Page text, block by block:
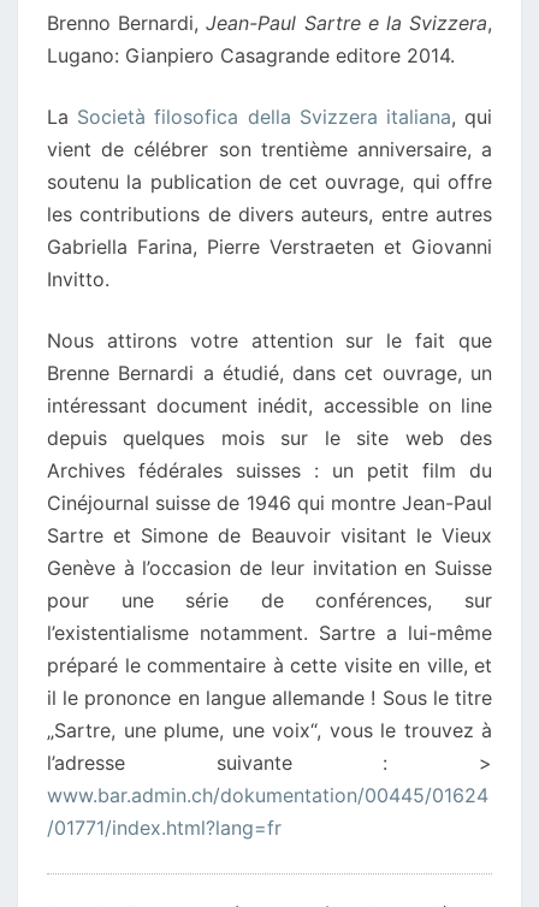
Brenno Bernardi,Jean-Paul Sartre e la Svizzera,
Lugano: Gianpiero Casagrande editore 2014.
La Società filosofica della Svizzera italiana, qui
vient de célébrer son trentième anniversaire, a
soutenu la publication de cet ouvrage, qui offre
les contributions de divers auteurs, entre autres
Gabriella Farina, Pierre Verstraeten et Giovanni
Invitto.
Nous attirons votre attention sur le fait que
Brenne Bernardi a étudié, dans cet ouvrage, un
intéressant document inédit, accessible on line
depuis quelques mois sur le site web des
Archives fédérales suisses : un petit film du
Cinéjournal suisse de 1946 qui montre Jean-Paul
Sartre et Simone de Beauvoir visitant le Vieux
Genève à l’occasion de leur invitation en Suisse
pour une série de conférences, sur
l’existentialisme notamment. Sartre a lui-même
préparé le commentaire à cette visite en ville, et
il le prononce en langue allemande ! Sous le titre
„Sartre, une plume, une voix“, vous le trouvez à
l’adresse suivante : >
www.bar.admin.ch/dokumentation/00445/01624
/01771/index.html?lang=fr